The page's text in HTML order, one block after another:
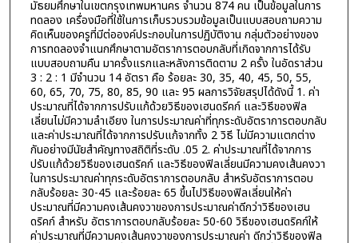
มัธยมศึกษาในเขตกรุงเทพมหานคร จำนวน 874 คน เป็นข้อมูลในการ
ทดลอง เครื่องมือที่ใช้ในการเก็บรวบรวมข้อมูลเป็นแบบสอบถามความ
คิดเห็นของครูที่มีต่อองค์ประกอบในการปฏิบัติงาน กลุ่มตัวอย่างของ
การทดลองจำแนกศึกษาตามอัตราการตอบกลับที่เกิดจากการได้รับ
แบบสอบถามคืน มาครั้งแรกและหลังการติดตาม 2 ครั้ง ในอัดราส่วน
3 : 2 : 1 มีจำนวน 14 อัตรา คือ ร้อยละ 30, 35, 40, 45, 50, 55,
60, 65, 70, 75, 80, 85, 90 และ 95 ผลการวิจัยสรุปได้ดังนี้ 1. ค่า
ประมาณที่ได้จากการปรับแก้ด้วยวิธีของเฮนดรีคก์ และวิธีของฟิล
เลี่ยนไม่มีความลำเอียง ในการประมาณค่าที่ทุกระดับอัตราการตอบกลับ
และค่าประมาณที่ได้จากการปรับแก้จากทั้ง 2 วิธี ไม่มีความแตกต่าง
กันอย่างมีนัยสำคัญทางสถิติที่ระดับ .05 2. ค่าประมาณที่ได้จากการ
ปรับแก้ด้วยวิธีของเฮนดริคก์ และวิธีของฟิลเลี่ยนมีความคงเส้นคงวา
ในการประมาณค่าทุกระดับอัตราการตอบกลับ สำหรับอัตราการตอบ
กลับร้อยละ 30-45 และร้อยละ 65 ขึ้นไปวิธีของฟิลเลี่ยนให้ค่า
ประมาณที่มีความคงเส้นคงวาของการประมาณค่าดีกว่าวิธีของเฮน
ดริคก์ สำหรับ อัตราการตอบกลับร้อยละ 50-60 วิธีของเฮนดริคก์ให้
ค่าประมาณที่มีความคงเส้นคงวาของการประมาณค่า ดีกว่าวิธีของฟิล